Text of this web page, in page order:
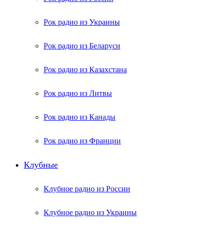
Рок радио из Украины
Рок радио из Беларуси
Рок радио из Казахстана
Рок радио из Литвы
Рок радио из Канады
Рок радио из Франции
Клубные
Клубное радио из России
Клубное радио из Украины